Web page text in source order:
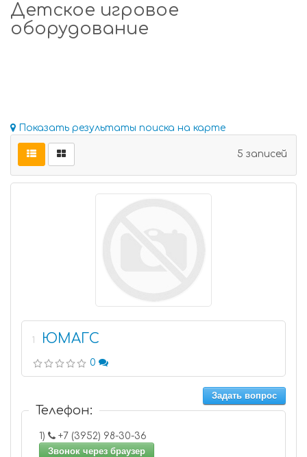
Детское игровое
оборудование
Показать результаты поиска на карте
5 записей
1 ЮМАГС
0
Задать вопрос
Телефон:
1)
+7 (3952) 98-30-36
Звонок через браузер